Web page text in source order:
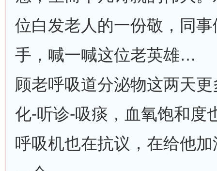
位白发老人的一份敬，同
手，喊一喊这位老英雄…
顾老呼吸道分泌物这两天
化-听诊-吸痰，血氧饱和度
呼吸机也在抗议，在给他